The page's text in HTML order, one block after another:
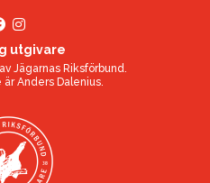
utgivare
Jägarnas Riksförbund.
ärAnders Dalenius.